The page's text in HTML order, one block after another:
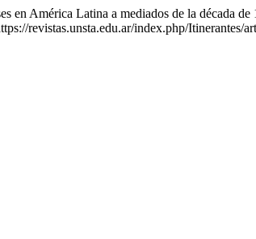
en América Latina a mediados de la década de
revistas.unsta.edu.ar/index.php/Itinerantes/